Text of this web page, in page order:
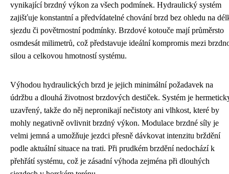
vynikající brzdný výkon za všech podmínek. Hydraulický systém
zajišťuje konstantní a předvídatelné chování brzd bez ohledu na
sjezdu či povětrnostní podmínky. Brzdové kotouče mají průměrsto
osmdesát milimetrů, což představuje ideální kompromis mezi
silou a celkovou hmotností systému.
Výhodou hydraulických brzd je jejich minimální požadavek na
údržbu a dlouhá životnost brzdových destiček. Systém je
uzavřený, takže do něj nepronikají nečistoty ani vlhkost, které by
mohly negativně ovlivnit brzdný výkon. Modulace brzdné síly je
velmi jemná a umožňuje jezdci přesně dávkovat intenzitu brždění
podle aktuální situace na trati. Při prudkém brzdění nedochází k
přehřátí systému, což je zásadní výhoda zejména při dlouhých